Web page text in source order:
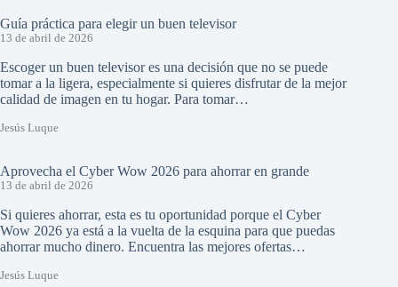
Guía práctica para elegir un buen televisor
13 de abril de 2026
Escoger un buen televisor es una decisión que no se puede
tomar a la ligera, especialmente si quieres disfrutar de la mejor
calidad de imagen en tu hogar. Para tomar…
Jesús Luque
Aprovecha el Cyber Wow 2026 para ahorrar en grande
13 de abril de 2026
Si quieres ahorrar, esta es tu oportunidad porque el Cyber
Wow 2026 ya está a la vuelta de la esquina para que puedas
ahorrar mucho dinero. Encuentra las mejores ofertas…
Jesús Luque